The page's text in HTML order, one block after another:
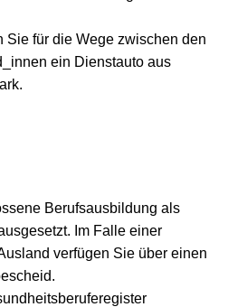
Sie für die Wege zwischen den
ein Dienstauto aus
Berufsausbildung als
Im Falle einer
verfügen Sie über einen